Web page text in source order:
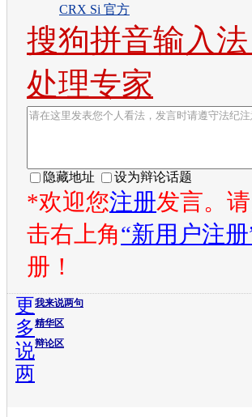
CRX Si 官方
搜狗拼音输入
处理专家
隐藏地址 设为辩论话题
*欢迎您注册发言。
击右上角“新用户注册
册！
我来说两句
精华区
辩论区
更
多
说
两